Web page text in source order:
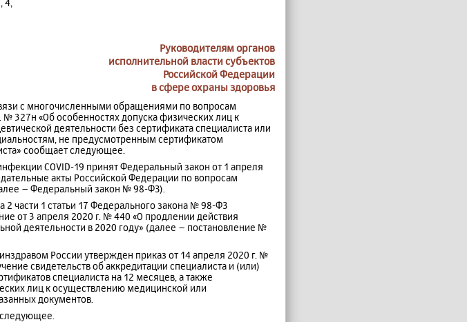
4,
Руководителям органов
исполнительной власти субъектов
Российской Федерации
в сфере охраны здоровья
с многочисленными обращениями по вопросам
327н «Об особенностях допуска физических лиц к
деятельности без сертификата специалиста или
не предусмотренным сертификатом
сообщает следующее.
COVID-19 принят Федеральный закон от 1 апреля
акты Российской Федерации по вопросам
– Федеральный закон № 98-ФЗ).
части 1 статьи 17 Федерального закона № 98-ФЗ
от 3 апреля 2020 г. № 440 «О продлении действия
деятельности в 2020 году» (далее – постановление №
России утвержден приказ от 14 апреля 2020 г. №
свидетельств об аккредитации специалиста и (или)
специалиста на 12 месяцев, а также
лиц к осуществлению медицинской или
документов.